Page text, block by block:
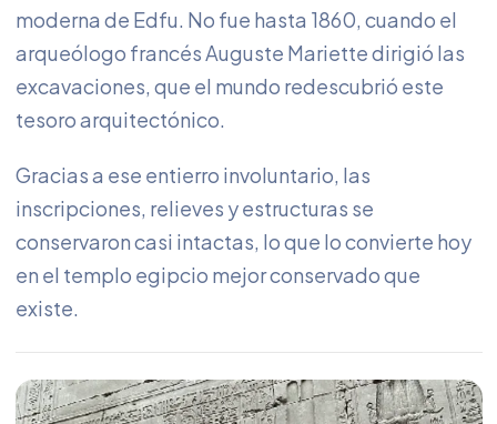
moderna de Edfu. No fue hasta 1860, cuando el
arqueólogo francés Auguste Mariette dirigió las
excavaciones, que el mundo redescubrió este
tesoro arquitectónico.
Gracias a ese entierro involuntario, las
inscripciones, relieves y estructuras se
conservaron casi intactas, lo que lo convierte hoy
en el templo egipcio mejor conservado que
existe.